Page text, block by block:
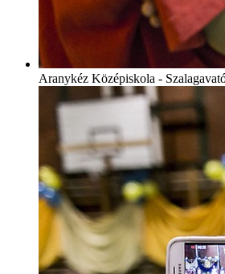
Aranykéz Középiskola -